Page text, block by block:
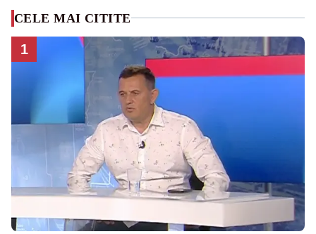
CELE MAI CITITE
1